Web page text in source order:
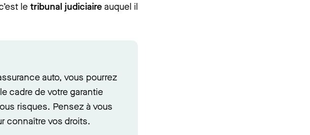
le tribunal judiciaire auquel il
auto, vous pourrez
cadre de votre garantie
risques. Pensez à vous
connaître vos droits.